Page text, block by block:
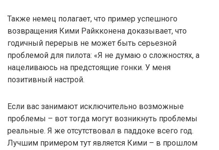
Также немец полагает, что пример успешного
возвращения Кими Райкконена доказывает, что
годичный перерыв не может быть серьезной
проблемой для пилота: «Я не думаю о сложностях, а
нацеливаюсь на предстоящие гонки. У меня
позитивный настрой.
Если вас занимают исключительно возможные
проблемы – вот тогда могут возникнуть проблемы
реальные. Я же отсутствовал в паддоке всего год.
Лучшим примером тут является Кими – в прошлом